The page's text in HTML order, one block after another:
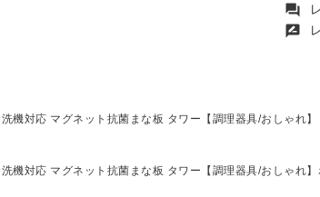
forum
rate_review